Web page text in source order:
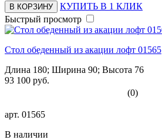
В КОРЗИНУ
КУПИТЬ В 1 КЛИК
Быстрый просмотр
Стол обеденный из акации лофт 01565
Длина 180; Ширина 90; Высота 76
93 100 руб.
(0)
арт. 01565
В наличии